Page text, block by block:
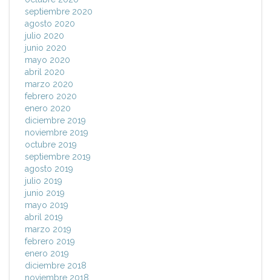
septiembre 2020
agosto 2020
julio 2020
junio 2020
mayo 2020
abril 2020
marzo 2020
febrero 2020
enero 2020
diciembre 2019
noviembre 2019
octubre 2019
septiembre 2019
agosto 2019
julio 2019
junio 2019
mayo 2019
abril 2019
marzo 2019
febrero 2019
enero 2019
diciembre 2018
noviembre 2018